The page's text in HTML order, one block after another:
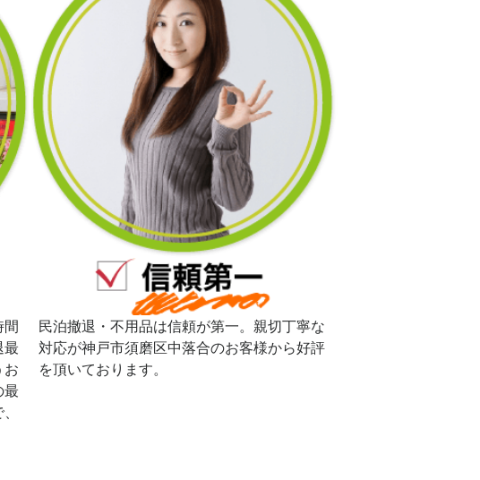
間
最
お
最
民泊撤退・不用品は信頼が第一。親切丁寧な
対応が神戸市須磨区中落合のお客様から好評
を頂いております。